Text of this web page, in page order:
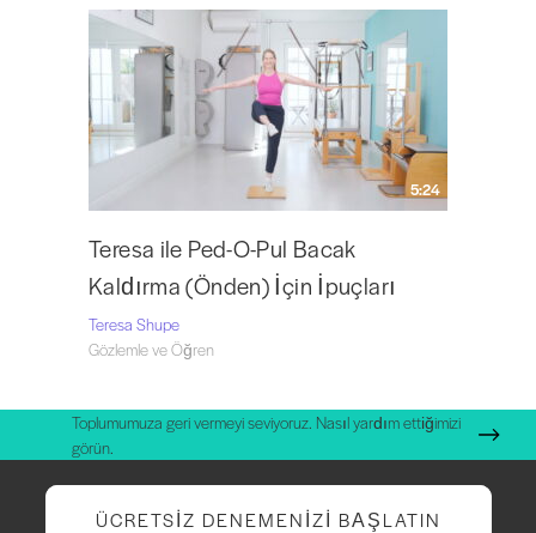
5:24
Teresa ile Ped-O-Pul Bacak
Kaldırma (Önden) İçin İpuçları
Teresa Shupe
Gözlemle ve Öğren
Toplumumuza geri vermeyi seviyoruz. Nasıl yardım ettiğimizi
görün.
ÜCRETSIZ DENEMENIZI BAŞLATIN